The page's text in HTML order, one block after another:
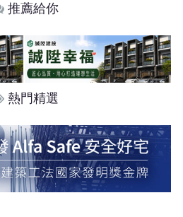
推薦給你
熱門精選